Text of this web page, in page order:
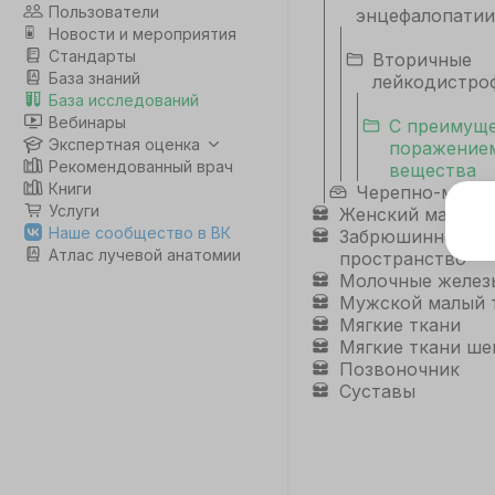
Пользователи
Новости и мероприятия
Стандарты
База знаний
База исследований
Вебинары
Экспертная оценка
Рекомендованный врач
Книги
Услуги
Наше сообщество в ВК
Атлас лучевой анатомии
энцефалопатии
Вторичные
С
вещества
Черепно-
Женский малый
Забрюшинное
пространство
Молочные
Мужской малый
Мягкие ткани
Мягкие ткани
Позвоночник
Суставы